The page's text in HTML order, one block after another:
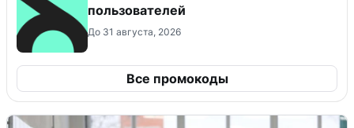
пользователей
До 31 августа, 2026
Все промокоды